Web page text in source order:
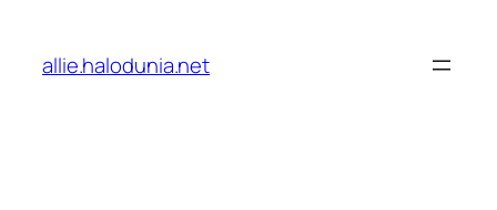
konten
allie.halodunia.net